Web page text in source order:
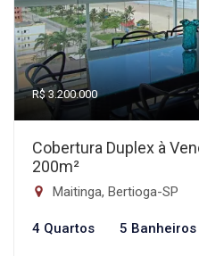
R$ 3.200.000
Cobertura Duplex à
200m²
Maitinga, Bertioga-SP
4 Quartos 5 Banheiros